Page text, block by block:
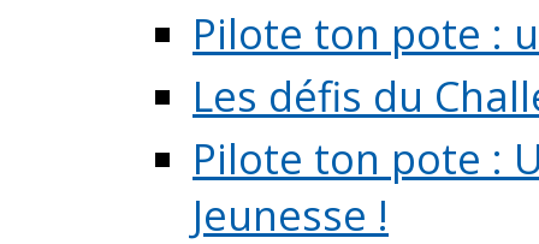
Pilote ton pote :
Les défis du
Pilote ton pote :
Jeunesse !